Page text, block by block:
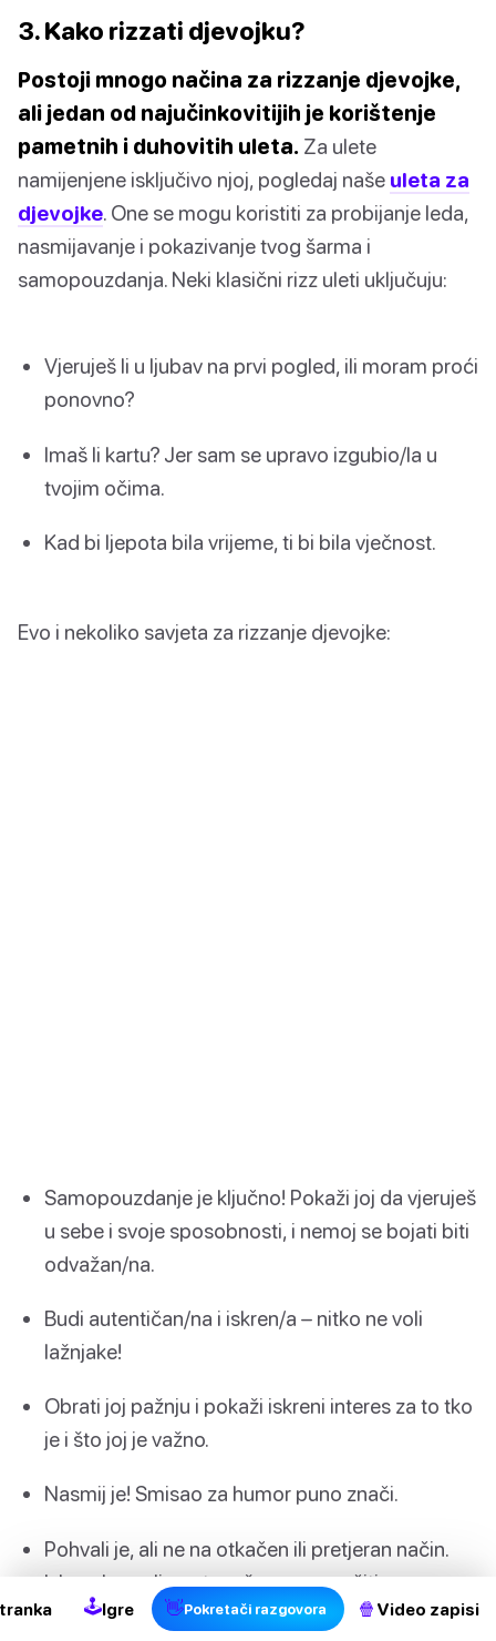
3. Kako rizzati djevojku?
Postoji mnogo načina za rizzanje djevojke,
ali jedan od najučinkovitijih je korištenje
pametnih i duhovitih uleta. Za ulete
namijenjene isključivo njoj, pogledaj naše uleta za
djevojke. One se mogu koristiti za probijanje leda,
nasmijavanje i pokazivanje tvog šarma i
samopouzdanja. Neki klasični rizz uleti uključuju:
Vjeruješ li u ljubav na prvi pogled, ili moram proći
ponovno?
Imaš li kartu? Jer sam se upravo izgubio/la u
tvojim očima.
Kad bi ljepota bila vrijeme, ti bi bila vječnost.
Evo i nekoliko savjeta za rizzanje djevojke:
Samopouzdanje je ključno! Pokaži joj da vjeruješ
u sebe i svoje sposobnosti, i nemoj se bojati biti
odvažan/na.
Budi autentičan/na i iskren/a – nitko ne voli
lažnjake!
Obrati joj pažnju i pokaži iskreni interes za to tko
je i što joj je važno.
Nasmij je! Smisao za humor puno znači.
Pohvali je, ali ne na otkačen ili pretjeran način.
Iskren kompliment može puno značiti.
I iznad svega, budi pun/a poštovanja i
🕹Igre 👋Pokretači razgovora 🍿 Video zapisi